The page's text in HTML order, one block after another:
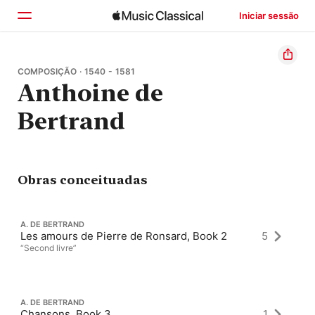
Iniciar sessão
Início
Explorar
Buscar
COMPOSIÇÃO · 1540 - 1581
Anthoine de
Bertrand
Obras conceituadas
A. DE BERTRAND
Les amours de Pierre de Ronsard, Book 2
“Second livre”
5
A. DE BERTRAND